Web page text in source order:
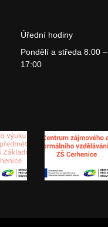
Úřední hodiny
Pondělí a středa 8:00 –
17:00